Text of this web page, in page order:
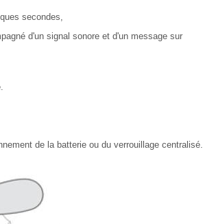
secondes,
d'un signal sonore et d'un message sur
de la batterie ou du verrouillage centralisé.